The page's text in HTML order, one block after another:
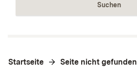
Suchen
Startseite Seite nicht gefunden